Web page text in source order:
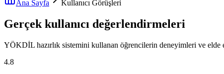
Ana Sayfa Kullanıcı Görüşleri
Gerçek kullanıcı değerlendirmeleri
YÖKDİL hazırlık sistemini kullanan öğrencilerin deneyimleri ve elde
4.8